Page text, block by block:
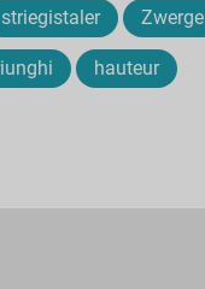
striegistaler Zwerge
hauteur